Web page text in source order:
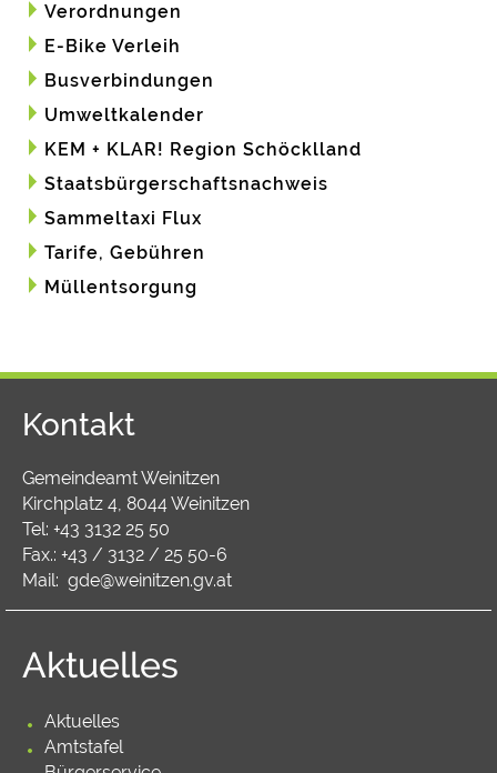
Verordnungen
E-Bike Verleih
Busverbindungen
Umweltkalender
KEM + KLAR! Region Schöcklland
Staatsbürgerschaftsnachweis
Sammeltaxi Flux
Tarife, Gebühren
Müllentsorgung
Kontakt
Gemeindeamt Weinitzen
Kirchplatz 4, 8044 Weinitzen
Tel: +43 3132 25 50
Fax.: +43 / 3132 / 25 50-6
Mail: gde@weinitzen.gv.at
Aktuelles
Aktuelles
Amtstafel